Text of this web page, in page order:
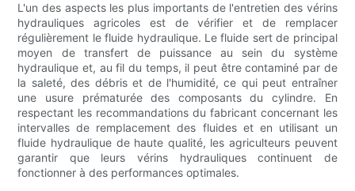
L'un des aspects les plus importants de l'entretien des vérins
hydrauliques agricoles est de vérifier et de remplacer
régulièrement le fluide hydraulique. Le fluide sert de principal
moyen de transfert de puissance au sein du système
hydraulique et, au fil du temps, il peut être contaminé par de
la saleté, des débris et de l'humidité, ce qui peut entraîner
une usure prématurée des composants du cylindre. En
respectant les recommandations du fabricant concernant les
intervalles de remplacement des fluides et en utilisant un
fluide hydraulique de haute qualité, les agriculteurs peuvent
garantir que leurs vérins hydrauliques continuent de
fonctionner à des performances optimales.